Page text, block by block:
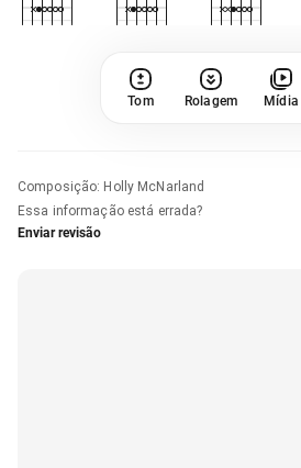
Tom Rolagem Mídia
Composição: Holly McNarland
Essa informação está errada?
Enviar revisão